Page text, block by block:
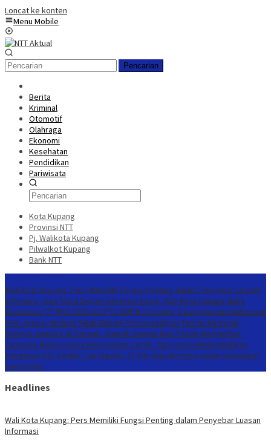
Loncat ke konten
Menu Mobile
Pencarian
Berita
Kriminal
Otomotif
Olahraga
Ekonomi
Kesehatan
Pendidikan
Pariwisata
Kota Kupang
Provinsi NTT
Pj. Walikota Kupang
Pilwalkot Kupang
Bank NTT
Wali Kota Kupang: Pers Memiliki Fungsi Penting dalam Penyebar Luasan
Informasi Jaga Masa Depan Generasi Muda, Wali Kota Kupang Buka
Roadshow TP PKK 2026 di UPTD SMPN 1 Kupang Sikapi Kondisi Mahasiswi
FKM Jesika, Undana Telah Bentuk Tim Investigasi Terima Karnaval
Budaya Jamda X di Saboak, Wawali Serena Beri Pesan Menyentuh:
Jambore Bukan Hanya Menyisakan Cerita, Tapi Harus Menumbuhkan
Integritas GZL Family Cup Digelar, 51 Tim Siap Berlaga dalam Semangat
Sportivitas
Headlines
Wali Kota Kupang: Pers Memiliki Fungsi Penting dalam Penyebar Luasan
Informasi